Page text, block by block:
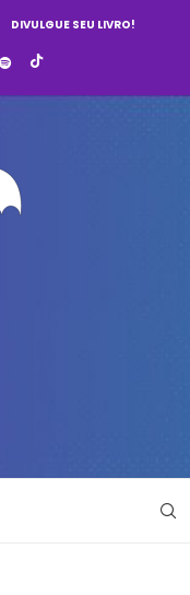
DIVULGUE SEU LIVRO!